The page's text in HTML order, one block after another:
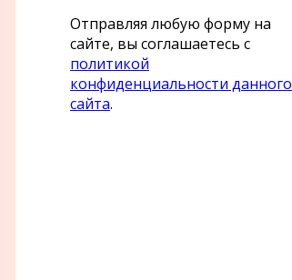
Отправляя любую форму на
сайте, вы соглашаетесь с
политикой
конфиденциальности данного
сайта.